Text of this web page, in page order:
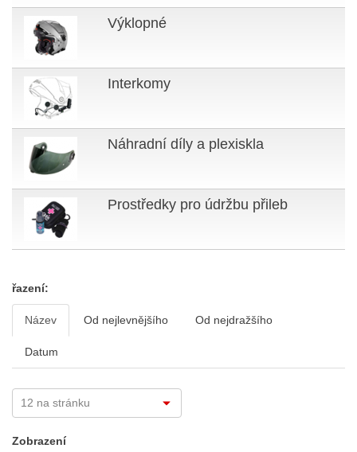
Výklopné
Interkomy
Náhradní díly a plexiskla
Prostředky pro údržbu přileb
řazení:
Název Od nejlevnějšího Od nejdražšího
Datum
Zobrazení